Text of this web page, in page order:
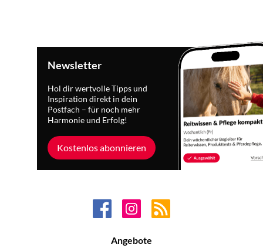
Newsletter
Hol dir wertvolle Tipps und
Inspiration direkt in dein
Postfach – für noch mehr
Harmonie und Erfolg!
Kostenlos abonnieren
Angebote